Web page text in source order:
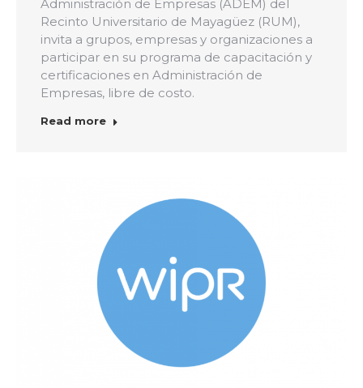
Administración de Empresas (ADEM) del
Recinto Universitario de Mayagüez (RUM),
invita a grupos, empresas y organizaciones a
participar en su programa de capacitación y
certificaciones en Administración de
Empresas, libre de costo.
Read more